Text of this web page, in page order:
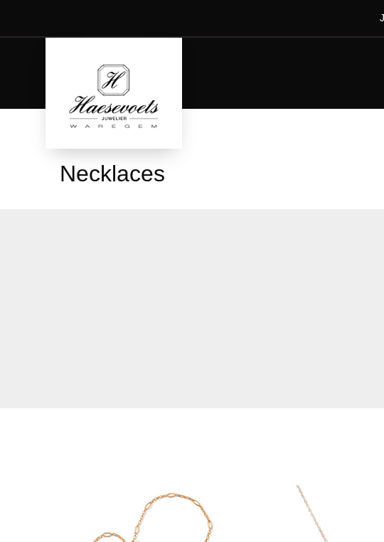
Necklaces